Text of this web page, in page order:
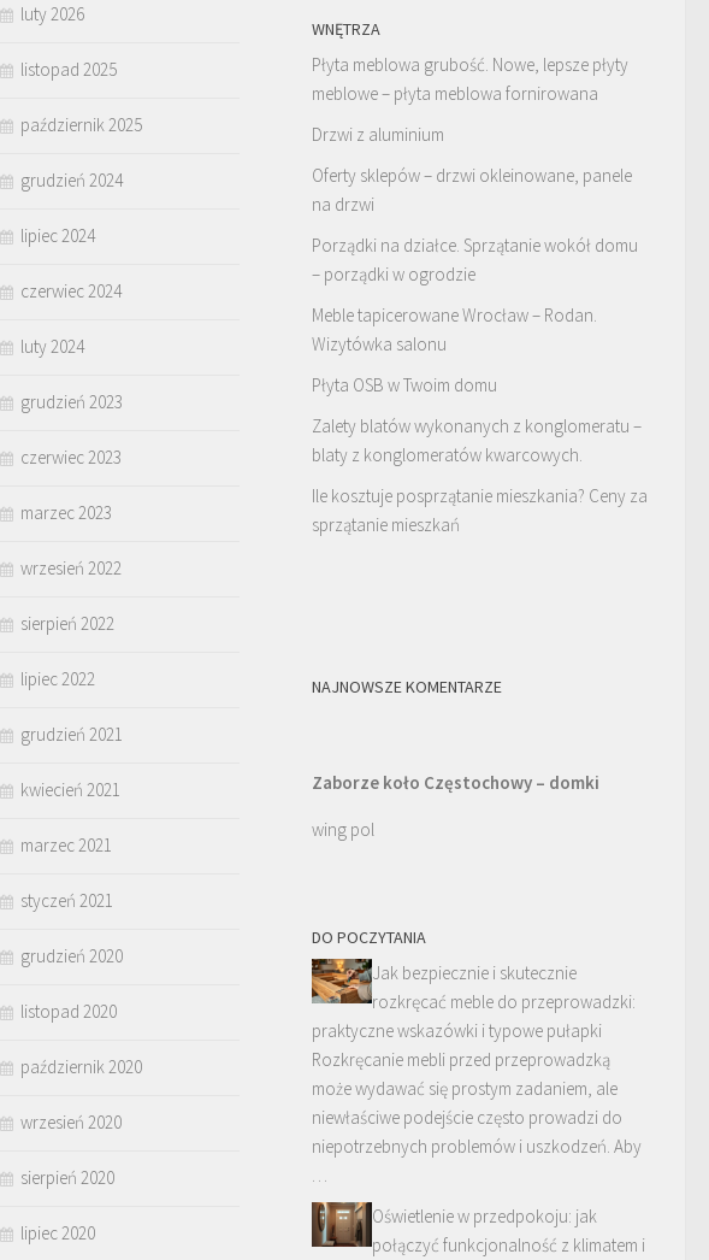
WNĘTRZA
Płyta meblowa grubość. Nowe, lepsze płyty
meblowe – płyta meblowa fornirowana
Drzwi z aluminium
Oferty sklepów – drzwi okleinowane, panele
na drzwi
Porządki na działce. Sprzątanie wokół domu
– porządki w ogrodzie
Meble tapicerowane Wrocław – Rodan.
Wizytówka salonu
Płyta OSB w Twoim domu
Zalety blatów wykonanych z konglomeratu –
blaty z konglomeratów kwarcowych.
Ile kosztuje posprzątanie mieszkania? Ceny za
sprzątanie mieszkań
NAJNOWSZE KOMENTARZE
Zaborze koło Częstochowy – domki
wing pol
DO POCZYTANIA
Jak bezpiecznie i skutecznie
rozkręcać meble do przeprowadzki:
praktyczne wskazówki i typowe pułapki
Rozkręcanie mebli przed przeprowadzką
może wydawać się prostym zadaniem, ale
niewłaściwe podejście często prowadzi do
niepotrzebnych problemów i uszkodzeń. Aby
…
Oświetlenie w przedpokoju: jak
połączyć funkcjonalność z klimatem i
luty 2026
listopad 2025
październik 2025
grudzień 2024
lipiec 2024
czerwiec 2024
luty 2024
grudzień 2023
czerwiec 2023
marzec 2023
wrzesień 2022
sierpień 2022
lipiec 2022
grudzień 2021
kwiecień 2021
marzec 2021
styczeń 2021
grudzień 2020
listopad 2020
październik 2020
wrzesień 2020
sierpień 2020
lipiec 2020